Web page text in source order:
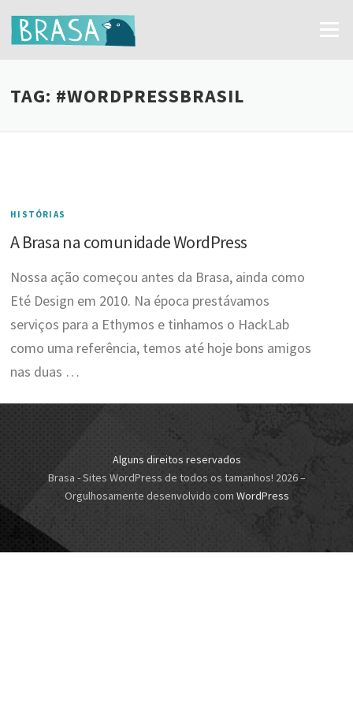
Menu
TAG: #WORDPRESSBRASIL
HISTÓRIAS
A Brasa na comunidade WordPress
Nossa ação começou antes da Brasa, ainda como
Eté Design em 2010. Na época prestávamos
serviços para a Ethymos e tinhamos o HackLab
como uma referência, temos até hoje bons amigos
nas duas …
Alguns direitos reservados
Brasa - Sites WordPress de todos os tamanhos! 2026–
Orgulhosamente desenvolvido com WordPress